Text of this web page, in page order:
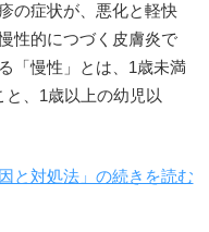
の症状が、悪化と軽快
性的につづく皮膚炎で
「慢性」とは、1歳未満
、1歳以上の幼児以
と対処法」の続きを読む